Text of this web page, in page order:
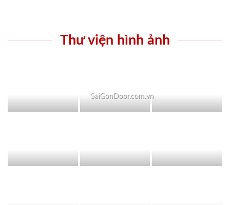
Thư viện hình ảnh
SaiGonDoor.com.vn